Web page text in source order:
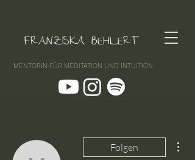
FRANZISKA BEHLERT
MENTORIN FÜR MEDITATION UND INTUITION
Folgen